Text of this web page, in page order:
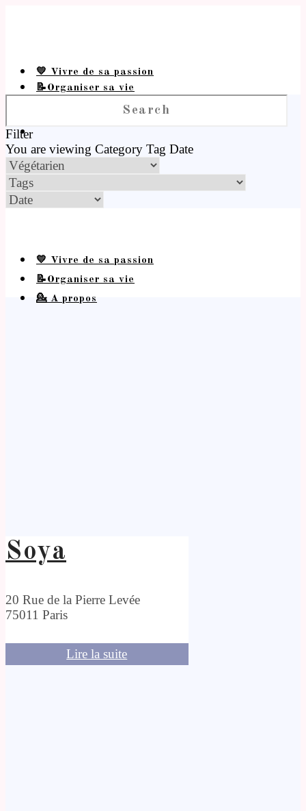
💛 Vivre de sa passion
📝Organiser sa vie
Filter
You are viewing Category Tag Date
💛 Vivre de sa passion
📝Organiser sa vie
💁 A propos
Soya
20 Rue de la Pierre Levée
75011 Paris
Lire la suite